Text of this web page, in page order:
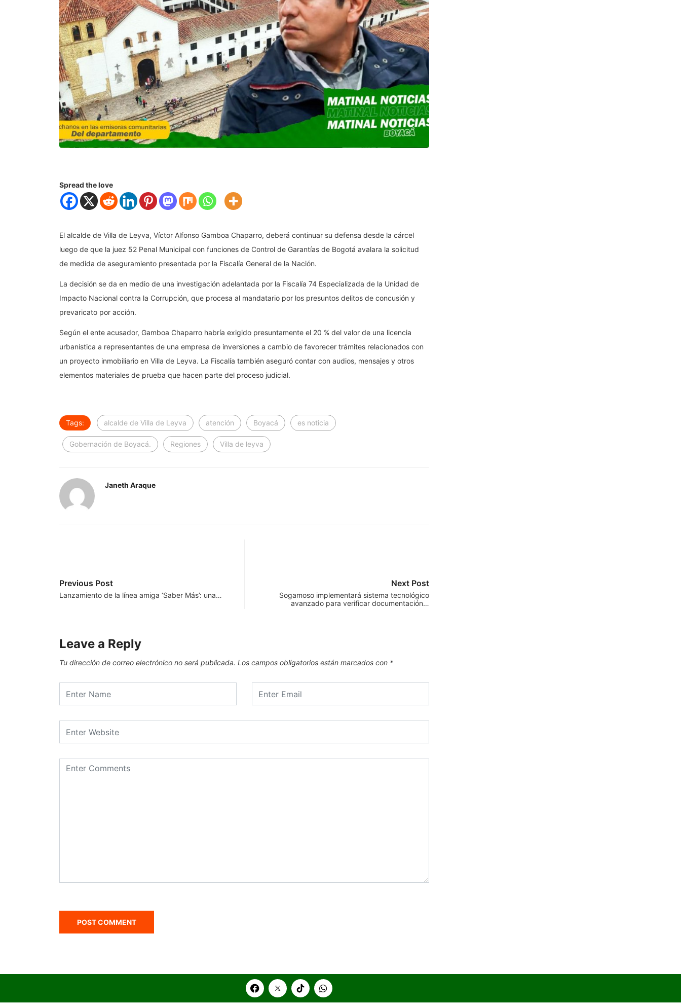
Spread the love
El alcalde de Villa de Leyva, Víctor Alfonso Gamboa Chaparro, deberá continuar su defensa desde la cárcel
luego de que la juez 52 Penal Municipal con funciones de Control de Garantías de Bogotá avalara la solicitud
de medida de aseguramiento presentada por la Fiscalía General de la Nación.
La decisión se da en medio de una investigación adelantada por la Fiscalía 74 Especializada de la Unidad de
Impacto Nacional contra la Corrupción, que procesa al mandatario por los presuntos delitos de concusión y
prevaricato por acción.
Según el ente acusador, Gamboa Chaparro habría exigido presuntamente el 20 % del valor de una licencia
urbanística a representantes de una empresa de inversiones a cambio de favorecer trámites relacionados con
un proyecto inmobiliario en Villa de Leyva. La Fiscalía también aseguró contar con audios, mensajes y otros
elementos materiales de prueba que hacen parte del proceso judicial.
Tags: alcalde de Villa de Leyva atención Boyacá es noticia
Gobernación de Boyacá. Regiones Villa de leyva
Janeth Araque
Previous Post
Lanzamiento de la línea amiga ‘Saber Más’: una…
Next Post
Sogamoso implementará sistema tecnológico
avanzado para verificar documentación…
Leave a Reply
Tu dirección de correo electrónico no será publicada. Los campos obligatorios están marcados con *